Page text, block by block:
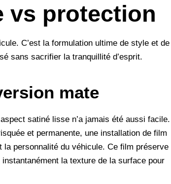
vs protection
C’est la formulation ultime de style et de
sans sacrifier la tranquillité d’esprit.
mate
satiné lisse n’a jamais été aussi facile.
et permanente, une installation de film
la personnalité du véhicule. Ce film préserve
la texture de la surface pour